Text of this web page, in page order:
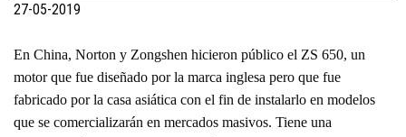
27-05-2019
En China, Norton y Zongshen hicieron público el ZS 650, un
motor que fue diseñado por la marca inglesa pero que fue
fabricado por la casa asiática con el fin de instalarlo en modelos
que se comercializarán en mercados masivos. Tiene una